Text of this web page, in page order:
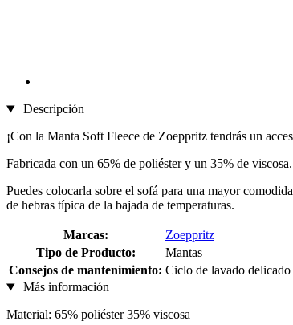
Descripción
¡Con la Manta Soft Fleece de Zoeppritz tendrás un
Fabricada con un 65% de poliéster y un 35% de
Puedes colocarla sobre el sofá para una mayor
de hebras típica de la bajada de temperaturas.
Marcas:
Zoeppritz
Tipo de Producto:
Mantas
Consejos de mantenimiento: Ciclo de lavado delicado
Más información
Material: 65% poliéster 35% viscosa